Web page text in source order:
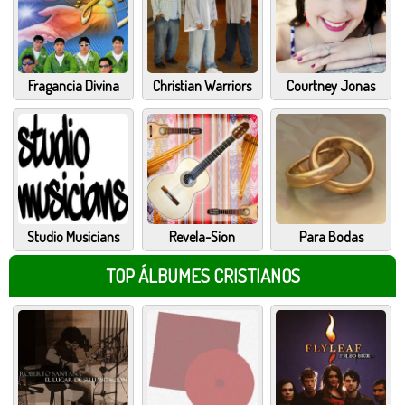
Fragancia Divina Christian Warriors Courtney Jonas
Studio Musicians Revela-Sion Para Bodas
TOP ÁLBUMES CRISTIANOS